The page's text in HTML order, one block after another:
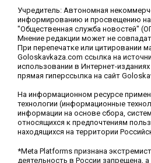
Учредитель: Автономная
информированию и просвещению
"Общественная служба новостей"
Мнение редакции может не
При перепечатке или цитировании
Goloskavkaza.com ссылка на
использовании в Интернет-изданиях
прямая гиперссылка на сайт
На информационном ресурсе
технологии (информационные
информации на основе сбора,
относящихся к предпочтениям
находящихся на территории
*Meta Platforms признана
деятельность в России запрещена,